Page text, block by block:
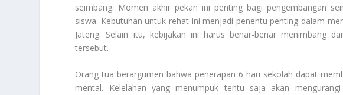
seimbang. Momen akhir pekan ini penting bagi pengembangan
siswa. Kebutuhan untuk rehat ini menjadi penentu penting dalam
Jateng. Selain itu, kebijakan ini harus benar-benar menimbang
tersebut.
Orang tua berargumen bahwa penerapan 6 hari sekolah dapat
mental. Kelelahan yang menumpuk tentu saja akan